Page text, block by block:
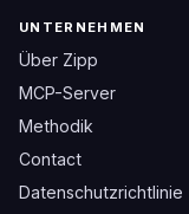
UNTERNEHMEN
Über Zipp
MCP-Server
Methodik
Contact
Datenschutzrichtlinie